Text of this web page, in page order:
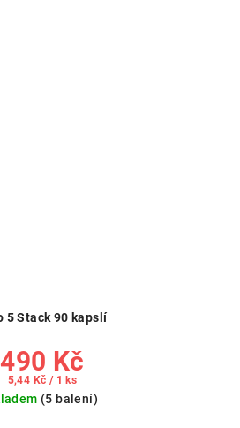
5 Stack 90 kapslí
490 Kč
Měrná
5,44 Kč / 1 ks
(5 balení)